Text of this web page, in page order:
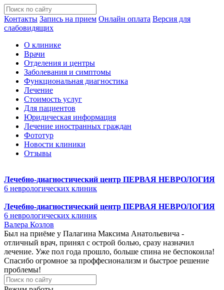
Контакты Запись на прием Онлайн оплата Версия для
слабовидящих
О клинике
Врачи
Отделения и центры
Заболевания и симптомы
Функциональная диагностика
Лечение
Стоимость услуг
Для пациентов
Юридическая информация
Лечение иностранных граждан
Фототур
Новости клиники
Отзывы
Лечебно-диагностический центр ПЕРВАЯ НЕВРОЛОГИЯ
6 неврологических клиник
Лечебно-диагностический центр ПЕРВАЯ НЕВРОЛОГИЯ
6 неврологических клиник
Валера Козлов
Был на приёме у Палагина Максима Анатольевича -
отличный врач, принял с острой болью, сразу назначил
лечение. Уже пол года прошло, больше спина не беспокоила!
Спасибо огромное за проффесионализм и быстрое решение
проблемы!